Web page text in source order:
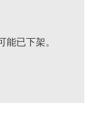
能已下架。